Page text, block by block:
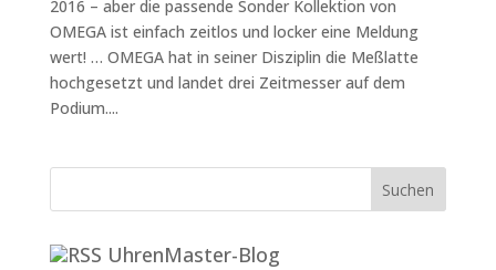
2016 – aber die passende Sonder Kollektion von
OMEGA ist einfach zeitlos und locker eine Meldung
wert! … OMEGA hat in seiner Disziplin die Meßlatte
hochgesetzt und landet drei Zeitmesser auf dem
Podium....
UhrenMaster-Blog